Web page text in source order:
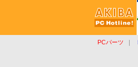
PCパーツ